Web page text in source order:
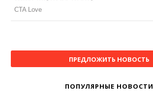
ПРЕДЛОЖИТЬ НОВОСТЬ
ПОПУЛЯРНЫЕ НОВОСТИ